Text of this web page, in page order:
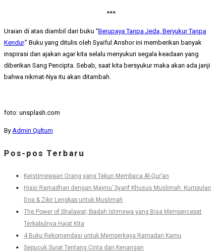
***
Uraian di atas diambil dari buku “Berupaya Tanpa Jeda, Beryukur Tanpa
Kendur.” Buku yang ditulis oleh Syaiful Anshor ini memberikan banyak
inspirasi dan ajakan agar kita selalu menyukuri segala keadaan yang
diberikan Sang Pencipta. Sebab, saat kita bersyukur maka akan ada janji
bahwa nikmat-Nya itu akan ditambah.
foto: unsplash.com
By Admin Qultum
Pos-pos Terbaru
Keistimewaan Orang yang Tekun Membaca Al-Qur’an
Hiasi Ramadhan dengan Majmu’ Syarif Khusus Muslimah: Kumpulan
Doa & Zikir Lengkap untuk Muslimah
The Power of Shalawat; Ibadah Istimewa yang Bisa Mempercepat
Terkabulnya Hajat Kita
4 Buku Rekomendasi untuk Memperkaya Ramadan Kamu
Sepucuk Surat Tentang Cinta dan Kenangan